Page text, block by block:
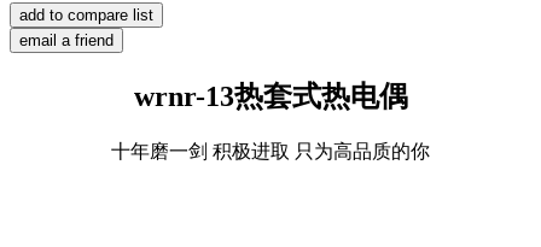
wrnr-13热套式热电偶
十年磨一剑 积极进取 只为高品质的你